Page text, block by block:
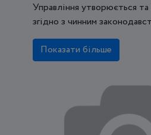
Управління утворюється та
згідно з чинним
Показати більше